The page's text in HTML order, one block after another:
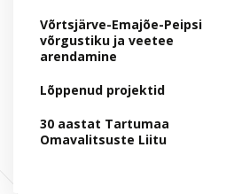
Võrtsjärve-Emajõe-Peipsi
võrgustiku ja veetee
arendamine
Lõppenud projektid
30 aastat Tartumaa
Omavalitsuste Liitu